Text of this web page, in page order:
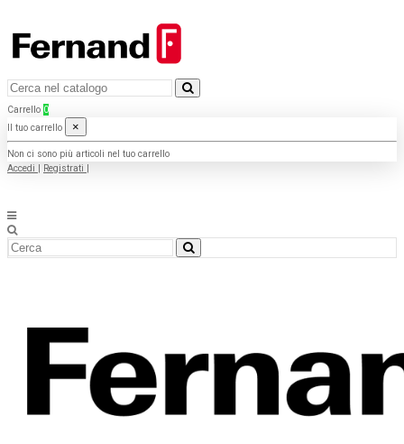
Carrello 0
Il tuo carrello
×
Non ci sono più articoli nel tuo carrello
Accedi
Registrati